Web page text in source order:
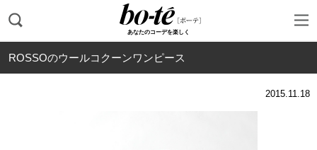
あなたのコーデを楽しく
ROSSOのウールコクーンワンピース
2015.11.18